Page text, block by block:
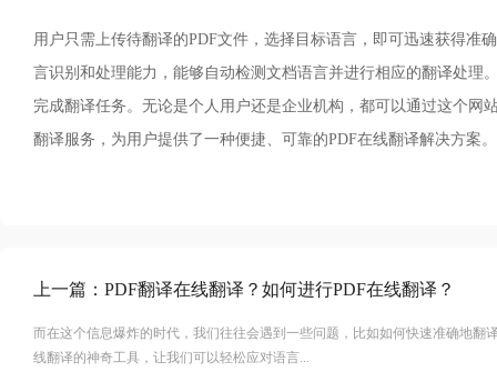
用户只需上传待翻译的PDF文件，选择目标语言，即可迅速获得准
言识别和处理能力，能够自动检测文档语言并进行相应的翻译处
完成翻译任务。无论是个人用户还是企业机构，都可以通过这个网
翻译服务，为用户提供了一种便捷、可靠的PDF在线翻译解决方案。
上一篇： PDF翻译在线翻译？如何进行PDF在线翻译？
而在这个信息爆炸的时代，我们往往会遇到一些问题，比如如何快速准确地翻
线翻译的神奇工具，让我们可以轻松应对语言...